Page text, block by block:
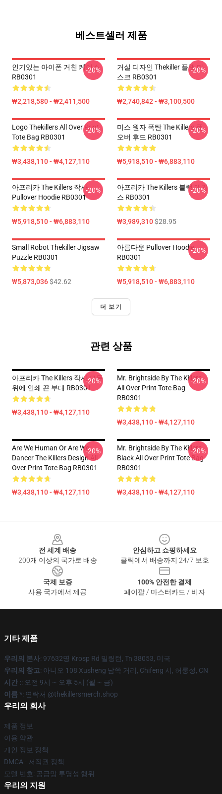
베스트셀러 제품
인기있는 아이폰 거친 케이스
RB0301
₩2,218,580 - ₩2,411,500
-20%
거실 디자인 Thekiller 플랫 마
스크 RB0301
₩2,740,842 - ₩3,100,500
-20%
Logo Thekillers All Over Print
Tote Bag RB0301
₩3,438,110 - ₩4,127,110
-20%
미스 원자 폭탄 The Killers 풀
오버 후드 RB0301
₩5,918,510 - ₩6,883,110
-20%
아프리카 The Killers 작사
Pullover Hoodie RB0301
₩5,918,510 - ₩6,883,110
-20%
아프리카 The Killers 블랙 레깅
스 RB0301
₩3,989,310$28.95
-20%
Small Robot Thekiller Jigsaw
Puzzle RB0301
₩5,873,036$42.62
아름다운 Pullover Hoodie
RB0301
₩5,918,510 - ₩6,883,110
-20%
더 보기
관련 상품
아프리카 The Killers 작사 모든
위에 인쇄 끈 부대 RB0301
₩3,438,110 - ₩4,127,110
-20%
Mr. Brightside By The Killers
All Over Print Tote Bag
RB0301
₩3,438,110 - ₩4,127,110
-20%
Are We Human Or Are We
Dancer The Killers Design All
Over Print Tote Bag RB0301
₩3,438,110 - ₩4,127,110
-20%
Mr. Brightside By The Killers
Black All Over Print Tote Bag
RB0301
₩3,438,110 - ₩4,127,110
-20%
전 세계 배송
200개 이상의 국가로 배송
안심하고 쇼핑하세요
클릭에서 배송까지 24/7 보호
국제 보증
사용 국가에서 제공
100% 안전한 결제
페이팔 / 마스터카드 / 비자
기타 제품
우리의 본사: 97632명 Krosp Rd 밀링턴, Tn 38053, 미국
우리의 창고: 아니오 108 Xusheng 남쪽 거리, Chifeng 시, 허룽성, CN
시간 :: 오전 9시 ~ 오후 5시 (월 ~ 금)
이름 *: 연락처 @thekillersmerch.shop
우리의 회사
제품 정보
이용 약관
개인 정보 정책
DMCA - 저작권 정책
모델 번호: 공급망 투명성 행위
우리의 지원